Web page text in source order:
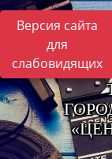
Версия сайта
для
слабовидящих